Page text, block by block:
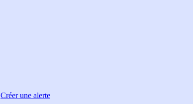
Créer une alerte